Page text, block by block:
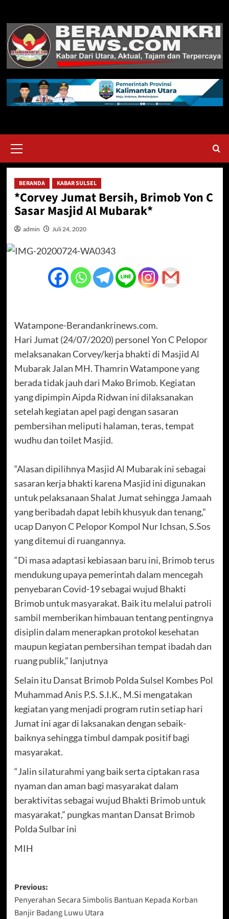
content
Menu
BERANDA KABAR SULSEL
*Corvey Jumat Bersih, Brimob Yon C
Sasar Masjid Al Mubarak*
admin Juli 24, 2020
Watampone-Berandankrinews.com.
Hari Jumat (24/07/2020) personel Yon C Pelopor
melaksanakan Corvey/kerja bhakti di Masjid Al
Mubarak Jalan MH. Thamrin Watampone yang
berada tidak jauh dari Mako Brimob. Kegiatan
yang dipimpin Aipda Ridwan ini dilaksanakan
setelah kegiatan apel pagi dengan sasaran
pembersihan meliputi halaman, teras, tempat
wudhu dan toilet Masjid.
“Alasan dipilihnya Masjid Al Mubarak ini sebagai
sasaran kerja bhakti karena Masjid ini digunakan
untuk pelaksanaan Shalat Jumat sehingga Jamaah
yang beribadah dapat lebih khusyuk dan tenang,”
ucap Danyon C Pelopor Kompol Nur Ichsan, S.Sos
yang ditemui di ruangannya.
“Di masa adaptasi kebiasaan baru ini, Brimob terus
mendukung upaya pemerintah dalam mencegah
penyebaran Covid-19 sebagai wujud Bhakti
Brimob untuk masyarakat. Baik itu melalui patroli
sambil memberikan himbauan tentang pentingnya
disiplin dalam menerapkan protokol kesehatan
maupun kegiatan pembersihan tempat ibadah dan
ruang publik,” lanjutnya
Selain itu Dansat Brimob Polda Sulsel Kombes Pol
Muhammad Anis P.S. S.I.K., M.Si mengatakan
kegiatan yang menjadi program rutin setiap hari
Jumat ini agar di laksanakan dengan sebaik-
baiknya sehingga timbul dampak positif bagi
masyarakat.
“Jalin silaturahmi yang baik serta ciptakan rasa
nyaman dan aman bagi masyarakat dalam
beraktivitas sebagai wujud Bhakti Brimob untuk
masyarakat,” pungkas mantan Dansat Brimob
Polda Sulbar ini
MIH
Post
navigation
Previous:
Penyerahan Secara Simbolis Bantuan Kepada Korban
Banjir Badang Luwu Utara